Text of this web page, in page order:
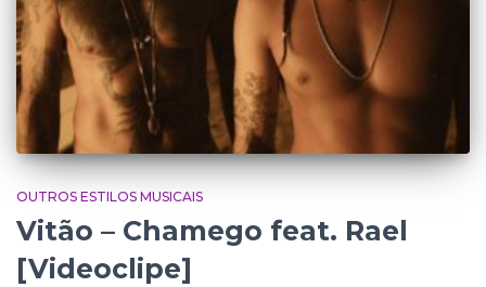
OUTROS ESTILOS MUSICAIS
Vitão – Chamego feat. Rael
[Videoclipe]